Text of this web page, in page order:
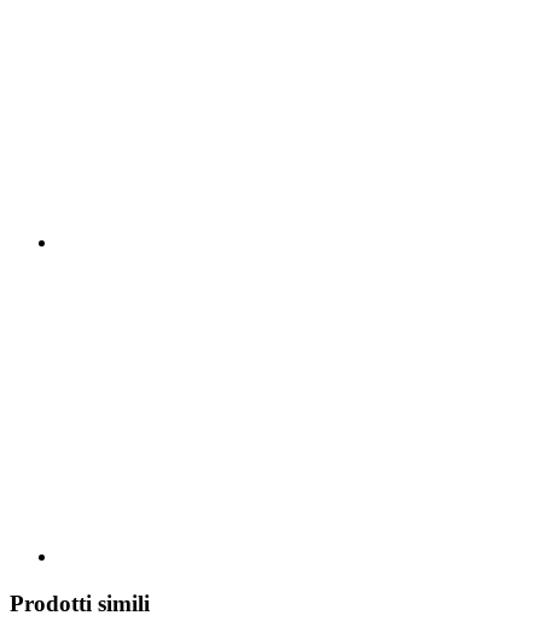
Prodotti simili